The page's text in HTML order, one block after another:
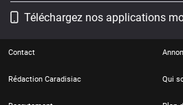
Téléchargez nos applications
Contact
Rédaction Caradisiac Qui